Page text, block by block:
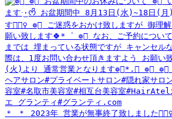
＊ ＊ 2023年 営業が無事終了致しました